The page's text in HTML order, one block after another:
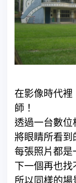
在影像時代裡
師！
透過一台數位
將眼睛所看到
每張照片都是
下一個再也找
所以同樣的場